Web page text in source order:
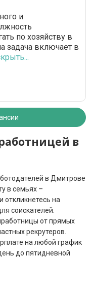
и
по хозяйству в
включает в
в
в Дмитрове
в семьях –
откликнетесь на
соискателей.
от прямых
рекрутеров.
на любой график
до пятидневной